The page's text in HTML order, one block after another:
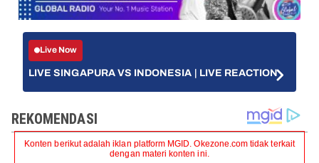
Live Now
LIVE SINGAPURA VS INDONESIA | LIVE REACTION